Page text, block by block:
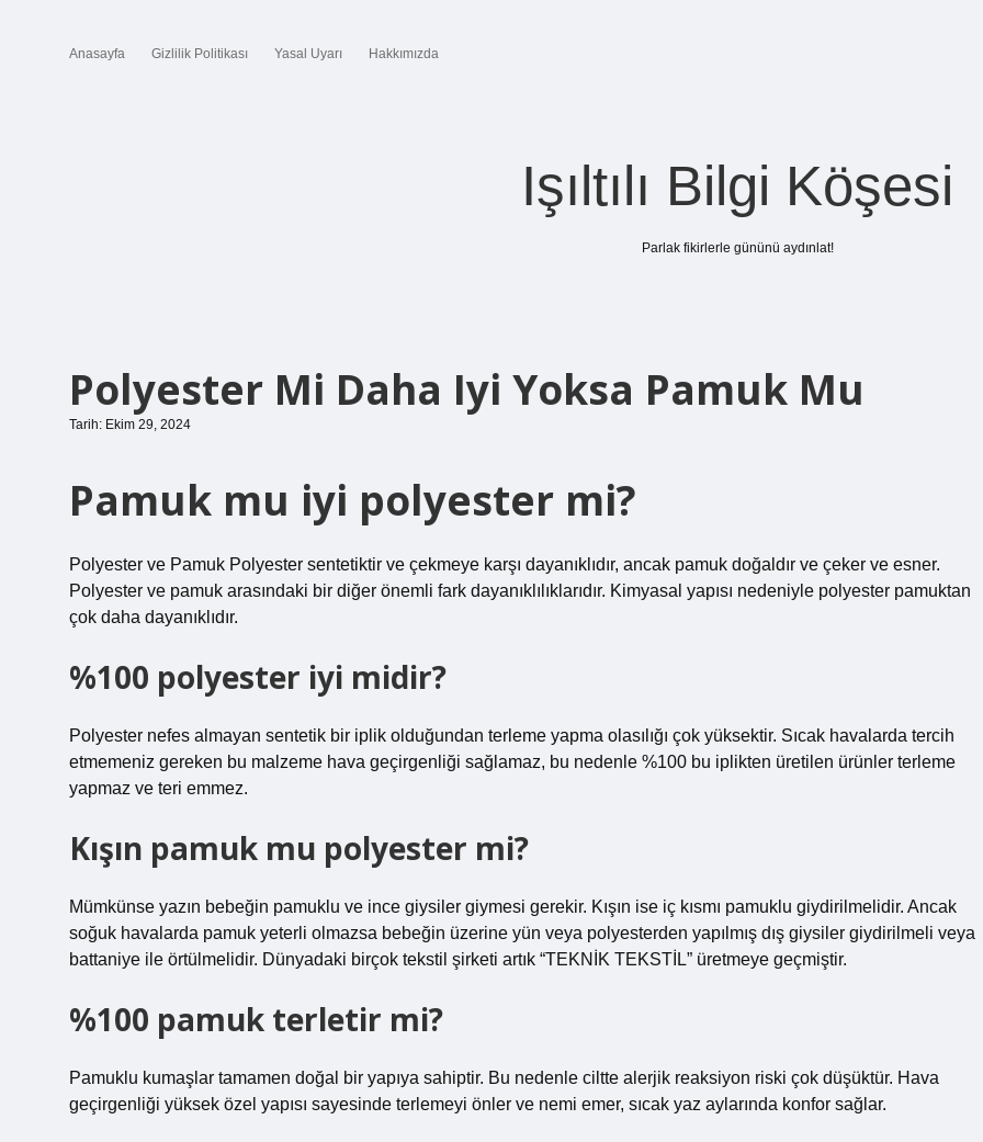
Anasayfa Gizlilik Politikası Yasal Uyarı Hakkımızda
Işıltılı Bilgi Köşesi
Parlak fikirlerle gününü aydınlat!
Polyester Mi Daha Iyi Yoksa Pamuk Mu
Tarih: Ekim 29, 2024
Pamuk mu iyi polyester mi?
Polyester ve Pamuk Polyester sentetiktir ve çekmeye karşı dayanıklıdır, ancak pamuk doğaldır ve çeker ve esner.
Polyester ve pamuk arasındaki bir diğer önemli fark dayanıklılıklarıdır. Kimyasal yapısı nedeniyle polyester pamuktan
çok daha dayanıklıdır.
%100 polyester iyi midir?
Polyester nefes almayan sentetik bir iplik olduğundan terleme yapma olasılığı çok yüksektir. Sıcak havalarda tercih
etmemeniz gereken bu malzeme hava geçirgenliği sağlamaz, bu nedenle %100 bu iplikten üretilen ürünler terleme
yapmaz ve teri emmez.
Kışın pamuk mu polyester mi?
Mümkünse yazın bebeğin pamuklu ve ince giysiler giymesi gerekir. Kışın ise iç kısmı pamuklu giydirilmelidir. Ancak
soğuk havalarda pamuk yeterli olmazsa bebeğin üzerine yün veya polyesterden yapılmış dış giysiler giydirilmeli veya
battaniye ile örtülmelidir. Dünyadaki birçok tekstil şirketi artık “TEKNİK TEKSTİL” üretmeye geçmiştir.
%100 pamuk terletir mi?
Pamuklu kumaşlar tamamen doğal bir yapıya sahiptir. Bu nedenle ciltte alerjik reaksiyon riski çok düşüktür. Hava
geçirgenliği yüksek özel yapısı sayesinde terlemeyi önler ve nemi emer, sıcak yaz aylarında konfor sağlar.